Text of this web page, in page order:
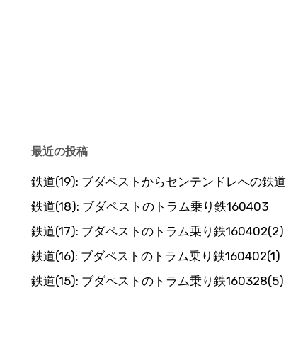
最近の投稿
鉄道(19): ブダペストからセンテンドレへの鉄道
鉄道(18): ブダペストのトラム乗り鉄160403
鉄道(17): ブダペストのトラム乗り鉄160402(2)
鉄道(16): ブダペストのトラム乗り鉄160402(1)
鉄道(15): ブダペストのトラム乗り鉄160328(5)